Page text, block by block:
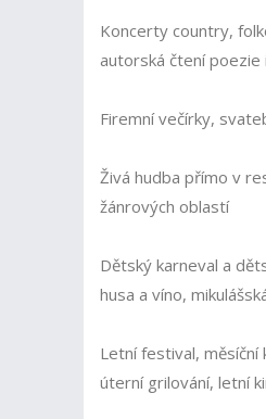
Koncerty country,
autorská čtení poezie
Firemní večírky,
Živá hudba přímo v
žánrových oblastí
Dětský karneval a
husa a víno,
Letní festival,
úterní grilování, letní